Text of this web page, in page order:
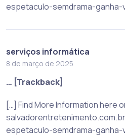
espetaculo-semdrama-
serviços informática
8 de março de 2025
… [Trackback]
[…] Find More Information here
espetaculo-semdrama-